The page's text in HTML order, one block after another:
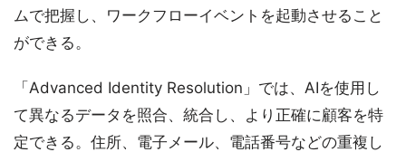
ムで把握し、ワークフローイベントを起動させること
ができる。
「Advanced Identity Resolution」では、AIを使用し
て異なるデータを照合、統合し、より正確に顧客を特
定できる。住所、電子メール、電話番号などの重複し